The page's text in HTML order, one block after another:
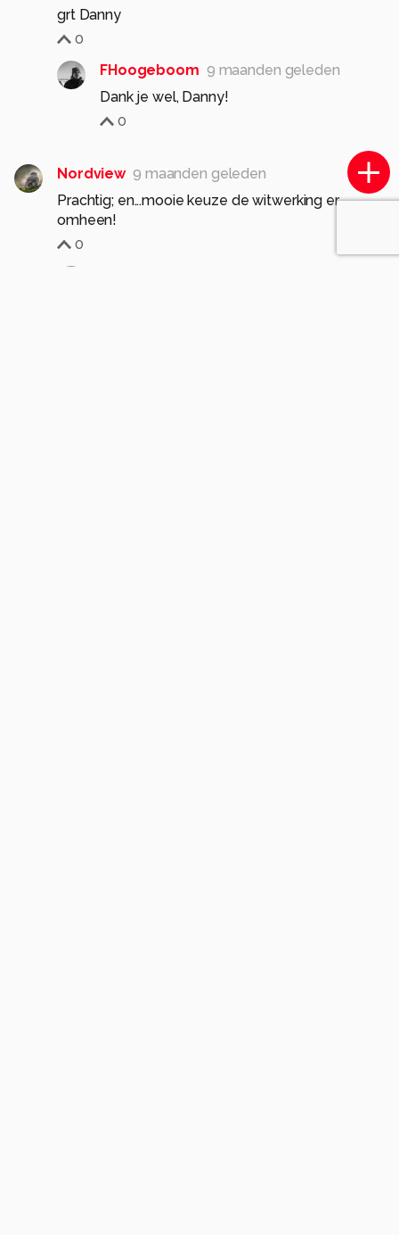
grt Danny
0
FHoogeboom 9 maanden geleden
Dank je wel, Danny!
0
Nordview 9 maanden geleden
Prachtig; en...mooie keuze de witwerking er
omheen!
0